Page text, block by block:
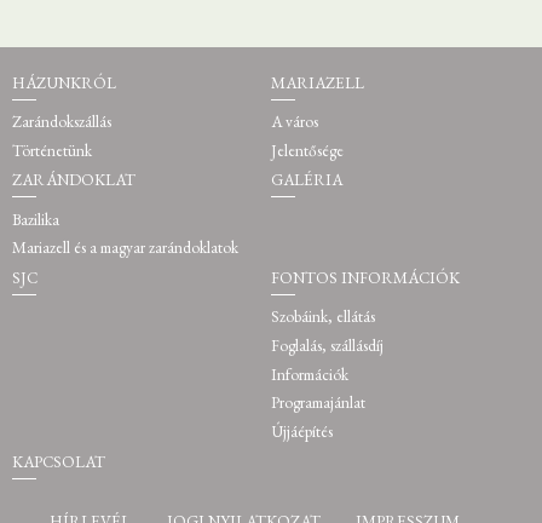
HÁZUNKRÓL
Zarándokszállás
Történetünk
MARIAZELL
A város
Jelentősége
ZARÁNDOKLAT
Bazilika
Mariazell és a magyar zarándoklatok
GALÉRIA
SJC
FONTOS INFORMÁCIÓK
Szobáink, ellátás
Foglalás, szállásdíj
Információk
Programajánlat
Újjáépítés
KAPCSOLAT